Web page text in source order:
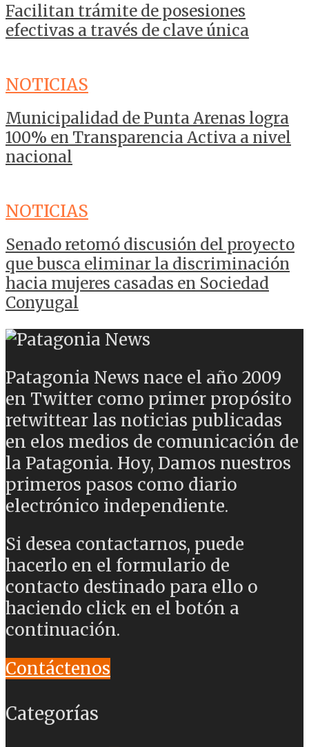
Facilitan trámite de posesiones
efectivas a través de clave única
NOTICIAS
Municipalidad de Punta Arenas logra
100% en Transparencia Activa a nivel
nacional
NOTICIAS
Senado retomó discusión del proyecto
que busca eliminar la discriminación
hacia mujeres casadas en Sociedad
Conyugal
Patagonia News nace el año 2009
en Twitter como primer propósito
retwittear las noticias publicadas
en elos medios de comunicación de
la Patagonia. Hoy, Damos nuestros
primeros pasos como diario
electrónico independiente.
Si desea contactarnos, puede
hacerlo en el formulario de
contacto destinado para ello o
haciendo click en el botón a
continuación.
Contáctenos
Categorías